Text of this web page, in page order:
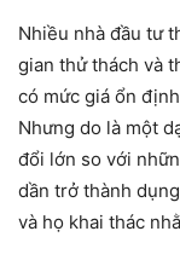
Nhiều nhà đầu tư
gian thử thách và
có mức giá ổn
Nhưng do là một
đổi lớn so với
dần trở thành
và họ khai thác